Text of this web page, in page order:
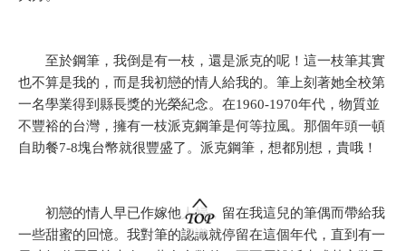
至於鋼筆，我倒是有一枝，還是派克的呢！這一枝筆其實
也不算是我的，而是我初戀的情人給我的。筆上刻著她全校第
一名學業得到縣長獎的光榮紀念。在1960-1970年代，物質並
不豐裕的台灣，擁有一枝派克鋼筆是何等拉風。那個年頭一頓
自助餐7-8塊台幣就很豐盛了。派克鋼筆，想都別想，貴哦！
初戀的情人早已作嫁他人婦，留在我這兒的筆偶而帶給我
一些甜蜜的回憶。我對筆的認識就停留在這個年代，直到有一